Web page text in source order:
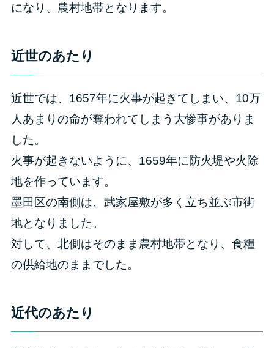
になり、農村地帯となります。
近世のあたり
近世では、1657年に火事が起きてしまい、10万
人あまりの命が奪われてしまう大惨事がありま
した。
火事が起きないように、1659年に防火堤や火除
地を作っています。
墨田区の南側は、武家屋敷が多く立ち並ぶ市街
地となりました。
対して、北側はそのまま農村地帯となり、食糧
の供給地のままでした。
近代のあたり